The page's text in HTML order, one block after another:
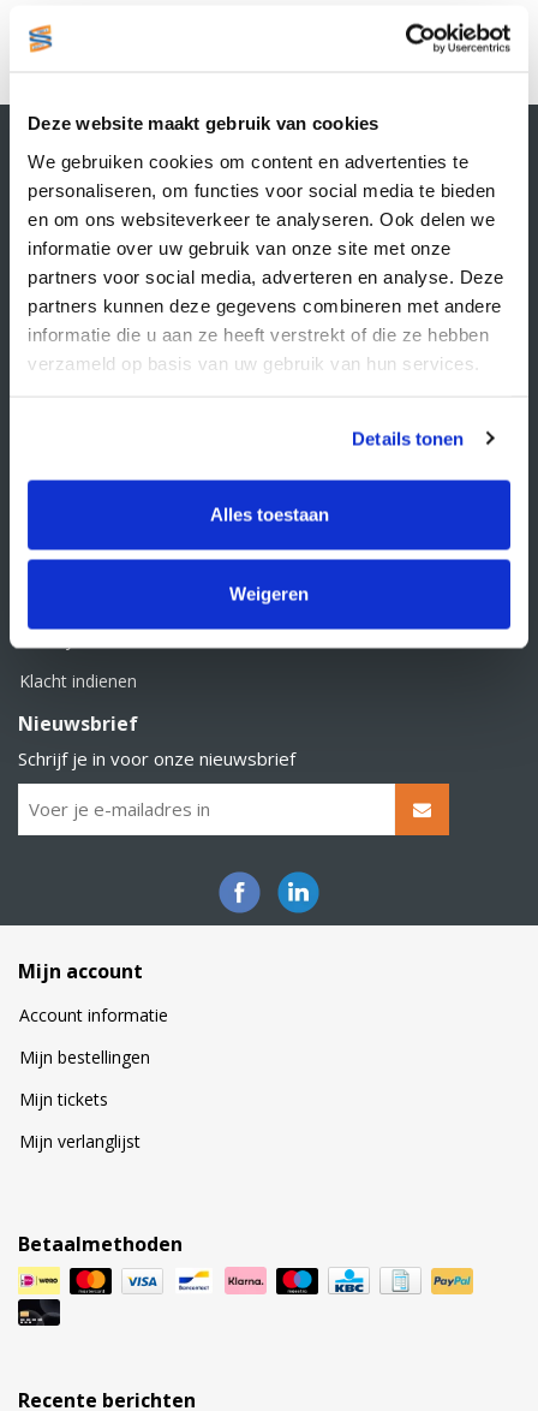
Deze website maakt gebruik van cookies
We gebruiken cookies om content en advertenties te
personaliseren, om functies voor social media te bieden
en om ons websiteverkeer te analyseren. Ook delen we
informatie over uw gebruik van onze site met onze
partners voor social media, adverteren en analyse. Deze
partners kunnen deze gegevens combineren met andere
informatie die u aan ze heeft verstrekt of die ze hebben
verzameld op basis van uw gebruik van hun services.
Details tonen
Alles toestaan
Weigeren
1
Contactgegevens
Supply Service B.V.
Nijverheidsstraat 25-K
3861 RJ Nijkerk
info@supplyservice.nl
+31 33 468 13 42
KvK nummer: 66384737
Retourbeleid
Klacht indienen
Nieuwsbrief
Schrijf je in voor onze nieuwsbrief
Mijn account
Account informatie
Mijn bestellingen
Mijn tickets
Mijn verlanglijst
Betaalmethoden
Recente berichten